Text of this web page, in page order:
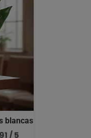
blancas
/ 5